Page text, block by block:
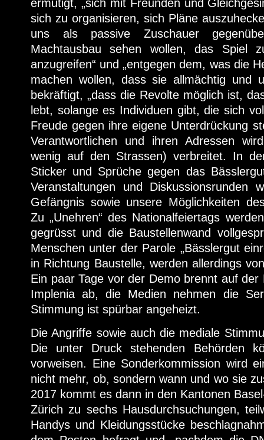
ermutigt, „sich mit Freunden und
sich zu organisieren, sich Pläne
uns als passive Zuschauer
Machtausbau sehen wollen, das Spiel
anzugreifen“ und „entgegen dem, was die
machen wollen, dass sie allmächtig und
bekräftigt, „dass die Revolte möglich ist,
lebt, solange es Individuen gibt, die sich
Freude gegen ihre eigene Unterdrückung
Verantwortlichen und ihren Adressen
wenig auf den Strassen) verbreitet. In
Sticker und Sprüche gegen das
Veranstaltungen und Diskussionsrunden
Gefängnis sowie unsere Möglichkeiten
Zu „Unehren“ des Nationalfeiertags
gegrüsst und die Baustellenwand
Menschen unter der Parole „Bässlergut
in Richtung Baustelle, werden allerdings
Ein paar Tage vor der Demo brennt auf der
Implenia ab, die Medien nehmen die
Stimmung ist spürbar angeheizt.
Die Angriffe sowie auch die mediale
Die unter Druck stehenden Behörden
vorweisen. Eine Sonderkommission wird
nicht mehr, ob, sondern wann und wo sie
2017 kommt es dann in den Kantonen
Zürich zu sechs Hausdurchsuchungen,
Handys und Kleidungsstücke